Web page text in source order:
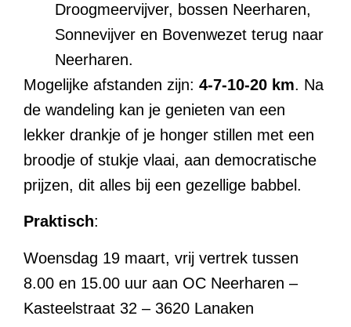
Droogmeervijver, bossen Neerharen,
Sonnevijver en Bovenwezet terug naar
Neerharen.
Mogelijke afstanden zijn: 4-7-10-20 km. Na
de wandeling kan je genieten van een
lekker drankje of je honger stillen met een
broodje of stukje vlaai, aan democratische
prijzen, dit alles bij een gezellige babbel.
Praktisch:
Woensdag 19 maart, vrij vertrek tussen
8.00 en 15.00 uur aan OC Neerharen –
Kasteelstraat 32 – 3620 Lanaken